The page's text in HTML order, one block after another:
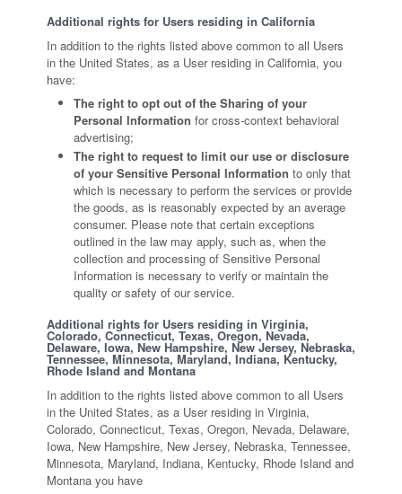
Additional rights for Users residing in California
In addition to the rights listed above common to all Users
in the United States, as a User residing in California, you
have:
The right to opt out of the Sharing of your
Personal Information for cross-context behavioral
advertising;
The right to request to limit our use or disclosure
of your Sensitive Personal Information to only that
which is necessary to perform the services or provide
the goods, as is reasonably expected by an average
consumer. Please note that certain exceptions
outlined in the law may apply, such as, when the
collection and processing of Sensitive Personal
Information is necessary to verify or maintain the
quality or safety of our service.
Additional rights for Users residing in Virginia,
Colorado, Connecticut, Texas, Oregon, Nevada,
Delaware, Iowa, New Hampshire, New Jersey, Nebraska,
Tennessee, Minnesota, Maryland, Indiana, Kentucky,
Rhode Island and Montana
In addition to the rights listed above common to all Users
in the United States, as a User residing in Virginia,
Colorado, Connecticut, Texas, Oregon, Nevada, Delaware,
Iowa, New Hampshire, New Jersey, Nebraska, Tennessee,
Minnesota, Maryland, Indiana, Kentucky, Rhode Island and
Montana you have